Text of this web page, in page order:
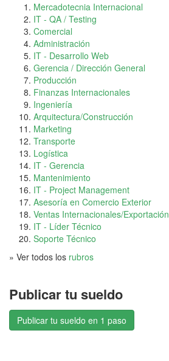
Mercadotecnia Internacional
IT - QA / Testing
Comercial
Administración
IT - Desarrollo Web
Gerencia / Dirección General
Producción
Finanzas Internacionales
Ingeniería
Arquitectura/Construcción
Marketing
Transporte
Logística
IT - Gerencia
Mantenimiento
IT - Project Management
Asesoría en Comercio Exterior
Ventas Internacionales/Exportación
IT - Líder Técnico
Soporte Técnico
» Ver todos los rubros
Publicar tu sueldo
Publicar tu sueldo en 1 paso